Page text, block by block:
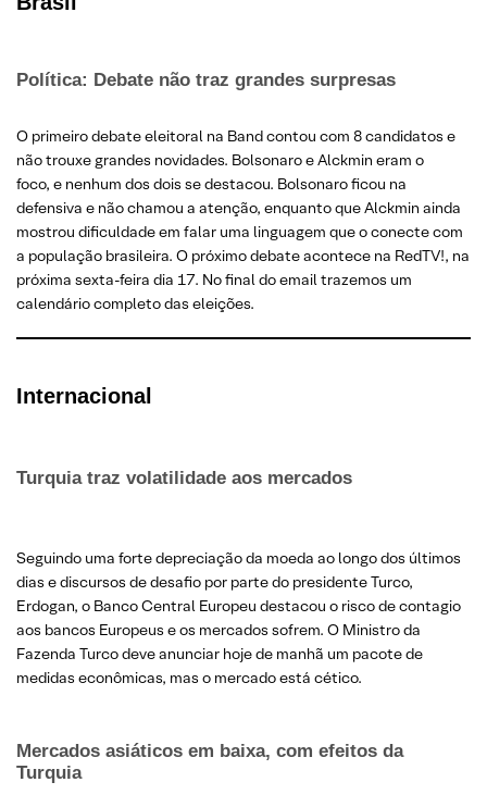
Política: Debate não traz grandes surpresas
O primeiro debate eleitoral na Band contou com 8 candidatos e
não trouxe grandes novidades. Bolsonaro e Alckmin eram o
foco, e nenhum dos dois se destacou. Bolsonaro ficou na
defensiva e não chamou a atenção, enquanto que Alckmin ainda
mostrou dificuldade em falar uma linguagem que o conecte com
a população brasileira. O próximo debate acontece na RedTV!, na
próxima sexta-feira dia 17. No final do email trazemos um
calendário completo das eleições.
Internacional
Turquia traz volatilidade aos mercados
Seguindo uma forte depreciação da moeda ao longo dos últimos
dias e discursos de desafio por parte do presidente Turco,
Erdogan, o Banco Central Europeu destacou o risco de contagio
aos bancos Europeus e os mercados sofrem. O Ministro da
Fazenda Turco deve anunciar hoje de manhã um pacote de
medidas econômicas, mas o mercado está cético.
Mercados asiáticos em baixa, com efeitos da
Turquia